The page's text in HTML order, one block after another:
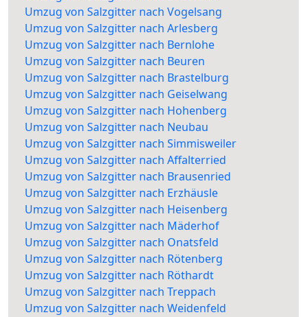
Umzug von Salzgitter nach Vogelsang
Umzug von Salzgitter nach Arlesberg
Umzug von Salzgitter nach Bernlohe
Umzug von Salzgitter nach Beuren
Umzug von Salzgitter nach Brastelburg
Umzug von Salzgitter nach Geiselwang
Umzug von Salzgitter nach Hohenberg
Umzug von Salzgitter nach Neubau
Umzug von Salzgitter nach Simmisweiler
Umzug von Salzgitter nach Affalterried
Umzug von Salzgitter nach Brausenried
Umzug von Salzgitter nach Erzhäusle
Umzug von Salzgitter nach Heisenberg
Umzug von Salzgitter nach Mäderhof
Umzug von Salzgitter nach Onatsfeld
Umzug von Salzgitter nach Rötenberg
Umzug von Salzgitter nach Röthardt
Umzug von Salzgitter nach Treppach
Umzug von Salzgitter nach Weidenfeld